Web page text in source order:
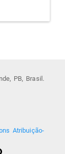
PB, Brasil.
Atribuição-